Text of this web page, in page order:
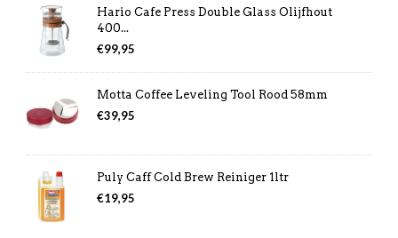
Hario Cafe Press Double Glass Olijfhout
400...
€99,95
Motta Coffee Leveling Tool Rood 58mm
€39,95
Puly Caff Cold Brew Reiniger 1ltr
€19,95